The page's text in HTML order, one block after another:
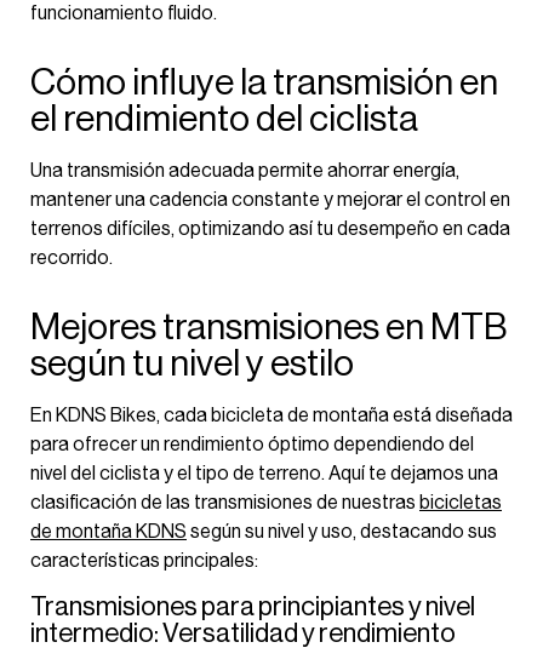
funcionamiento fluido.
Cómo influye la transmisión en
el rendimiento del ciclista
Una transmisión adecuada permite ahorrar energía,
mantener una cadencia constante y mejorar el control en
terrenos difíciles, optimizando así tu desempeño en cada
recorrido.
Mejores transmisiones en MTB
según tu nivel y estilo
En KDNS Bikes, cada bicicleta de montaña está diseñada
para ofrecer un rendimiento óptimo dependiendo del
nivel del ciclista y el tipo de terreno. Aquí te dejamos una
clasificación de las transmisiones de nuestras bicicletas
de montaña KDNS según su nivel y uso, destacando sus
características principales:
Transmisiones para principiantes y nivel
intermedio: Versatilidad y rendimiento